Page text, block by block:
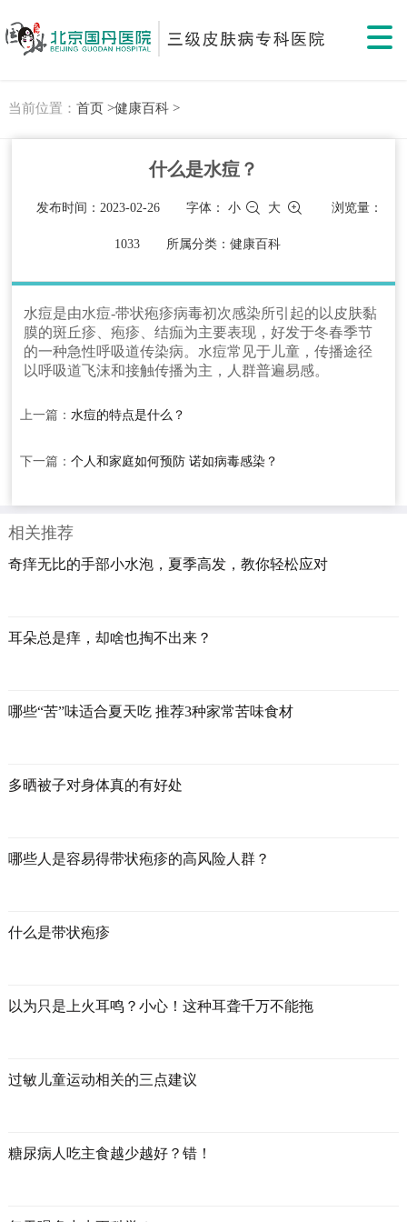
当前位置： 首页 >健康百科 >
什么是水痘？
发布时间：2023-02-26 字体：小 大 浏览量：
1033 所属分类：健康百科
水痘是由水痘-带状疱疹病毒初次感染所引起的以皮肤黏
膜的斑丘疹、疱疹、结痂为主要表现，好发于冬春季节
的一种急性呼吸道传染病。水痘常见于儿童，传播途径
以呼吸道飞沫和接触传播为主，人群普遍易感。
上一篇： 水痘的特点是什么？
下一篇： 个人和家庭如何预防 诺如病毒感染？
相关推荐
奇痒无比的手部小水泡，夏季高发，教你轻松应对
耳朵总是痒，却啥也掏不出来？
哪些“苦”味适合夏天吃 推荐3种家常苦味食材
多晒被子对身体真的有好处
哪些人是容易得带状疱疹的高风险人群？
什么是带状疱疹
以为只是上火耳鸣？小心！这种耳聋千万不能拖
过敏儿童运动相关的三点建议
糖尿病人吃主食越少越好？错！